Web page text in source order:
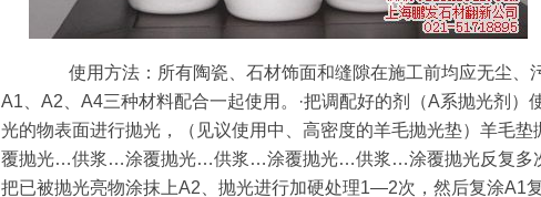
使用方法：所有陶瓷、石材饰面和缝隙在施工前均应无尘、
A1、A2、A4三种材料配合一起使用。·把调配好的剂（A系抛光剂）
光的物表面进行抛光，（见议使用中、高密度的羊毛抛光垫）羊
覆抛光…供浆…涂覆抛光…供浆…涂覆抛光…供浆…涂覆抛光反复多次
把已被抛光亮物涂抹上A2、抛光进行加硬处理1—2次，然后复涂A1